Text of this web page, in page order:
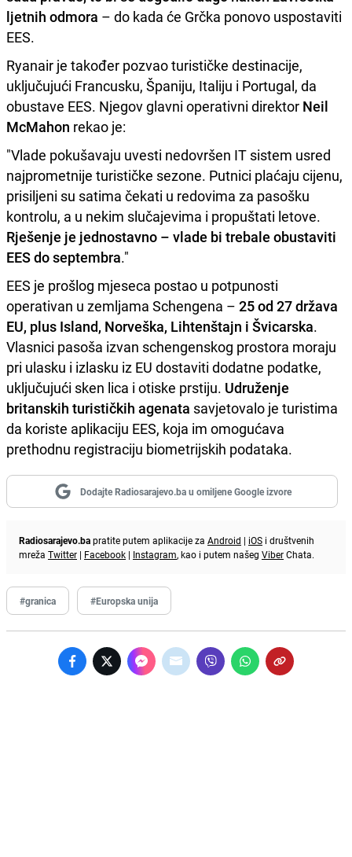
ljetnih odmora – do kada će Grčka ponovo uspostaviti
EES.
Ryanair je također pozvao turističke destinacije,
uključujući Francusku, Španiju, Italiju i Portugal, da
obustave EES. Njegov glavni operativni direktor Neil
McMahon rekao je:
"Vlade pokušavaju uvesti nedovršen IT sistem usred
najprometnije turističke sezone. Putnici plaćaju cijenu,
prisiljeni su satima čekati u redovima za pasošku
kontrolu, a u nekim slučajevima i propuštati letove.
Rješenje je jednostavno – vlade bi trebale obustaviti
EES do septembra."
EES je prošlog mjeseca postao u potpunosti
operativan u zemljama Schengena – 25 od 27 država
EU, plus Island, Norveška, Lihtenštajn i Švicarska.
Vlasnici pasoša izvan schengenskog prostora moraju
pri ulasku i izlasku iz EU dostaviti dodatne podatke,
uključujući sken lica i otiske prstiju. Udruženje
britanskih turističkih agenata savjetovalo je turistima
da koriste aplikaciju EES, koja im omogućava
prethodnu registraciju biometrijskih podataka.
Dodajte Radiosarajevo.ba u omiljene Google izvore
Radiosarajevo.bapratite putem aplikacije za Android | iOS i društvenih
mreža Twitter | Facebook | Instagram, kao i putem našeg ViberChata.
#granica #Europska unija